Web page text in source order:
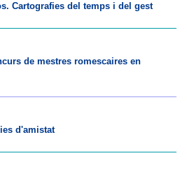
Cartografies del temps i del gest
de mestres romescaires en
d'amistat